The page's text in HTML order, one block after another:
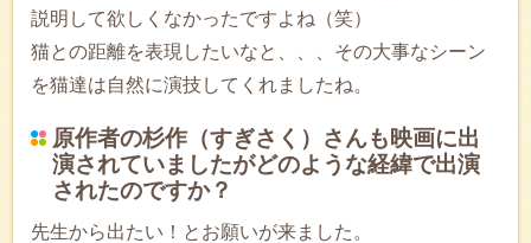
説明して欲しくなかったですよね（笑）
猫との距離を表現したいなと、、、その大事なシーン
を猫達は自然に演技してくれましたね。
原作者の杉作（すぎさく）さんも映画に出
演されていましたがどのような経緯で出演
されたのですか？
先生から出たい！とお願いが来ました。